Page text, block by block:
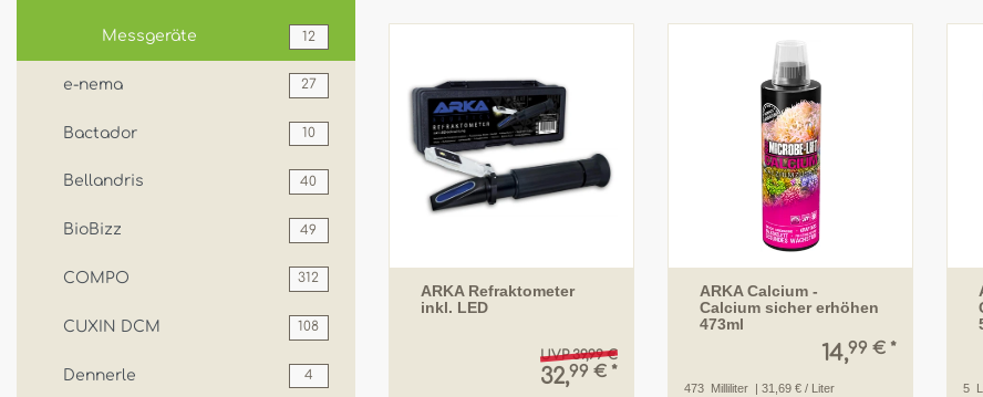
Messgeräte 12
e-nema 27
Bactador 10
Bellandris 40
BioBizz 49
COMPO 312
CUXIN DCM 108
Dennerle 4
ARKA Refraktometer
inkl. LED
UVP 39,99 €
32,99 € *
ARKA Calcium -
Calcium sicher erhöhen
473ml
14,99 € *
473 Milliliter | 31,69 € / Liter 5